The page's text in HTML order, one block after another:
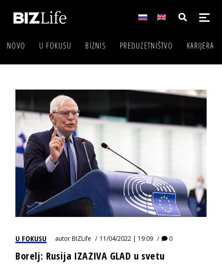
NOVO U FOKUSU BIZNIS PREDUZETNIŠTVO KARIJERA
U FOKUSU autorBIZLife 11/04/2022 | 19:09 0
Borelj: Rusija IZAZIVA GLAD u svetu